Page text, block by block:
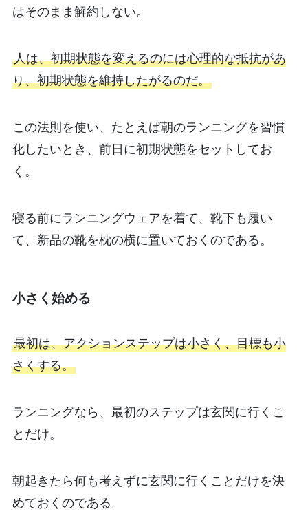
はそのまま解約しない。
人は、初期状態を変えるのには心理的な抵抗があ
り、初期状態を維持したがるのだ。
この法則を使い、たとえば朝のランニングを習慣
化したいとき、前日に初期状態をセットしてお
く。
寝る前にランニングウェアを着て、靴下も履い
て、新品の靴を枕の横に置いておくのである。
小さく始める
最初は、アクションステップは小さく、目標も小
さくする。
ランニングなら、最初のステップは玄関に行くこ
とだけ。
朝起きたら何も考えずに玄関に行くことだけを決
めておくのである。